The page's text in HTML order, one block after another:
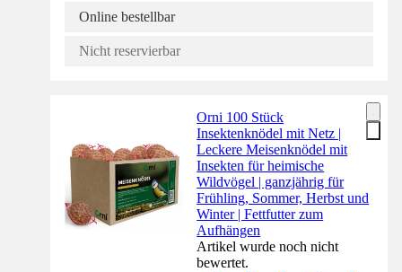
Online bestellbar
Nicht reservierbar
Orni 100 Stück
Insektenknödel mit Netz |
Leckere Meisenknödel mit
Insekten für heimische
Wildvögel | ganzjährig für
Frühling, Sommer, Herbst und
Winter | Fettfutter zum
Aufhängen
Artikel wurde noch nicht
bewertet.